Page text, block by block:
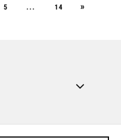
5 ... 14 »